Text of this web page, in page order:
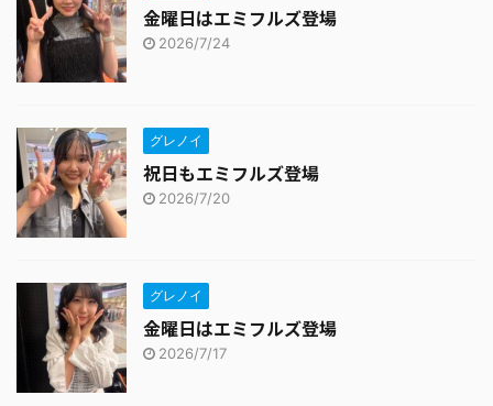
金曜日はエミフルズ登場
2026/7/24
グレノイ
祝日もエミフルズ登場
2026/7/20
グレノイ
金曜日はエミフルズ登場
2026/7/17